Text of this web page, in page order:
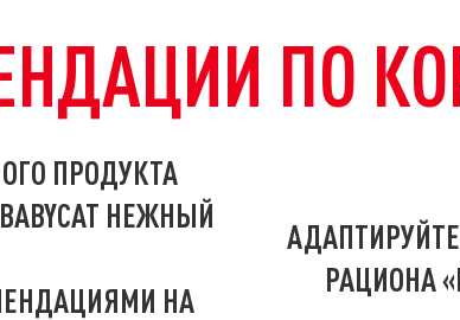
ПО
ПРОДУКТА
НЕЖНЫЙ
НА
РАЦИОНА